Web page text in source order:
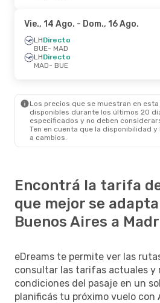
Vie., 14 Ago. - Dom., 16 Ago.
LHDirecto
BUE- MAD
LHDirecto
MAD- BUE
Los precios que se muestran en
disponibles durante los últimos 20
especificados y no deben
Ten en cuenta que la disponibilidad
a cambios.
Encontrá la tarifa
que mejor se
Buenos Aires a
eDreams te permite ver las
consultar las tarifas actuales y
condiciones del pasaje en un
planificás tu próximo vuelo con